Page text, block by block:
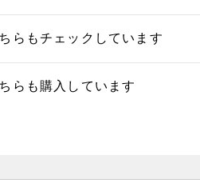
らもチェックしています
らも購入しています